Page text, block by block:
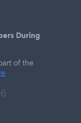
During
of the